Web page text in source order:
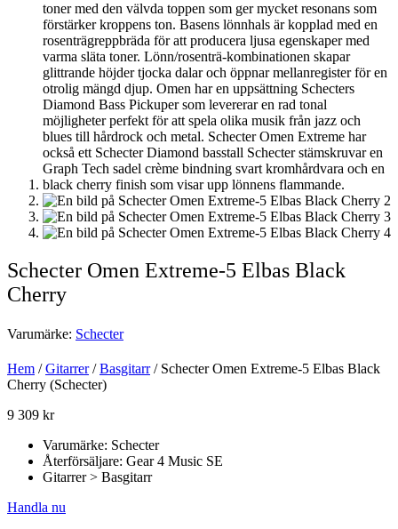
Schecter Omen Extreme-5 Elbas Black
Cherry
Varumärke: Schecter
Hem /Gitarrer/Basgitarr/ Schecter Omen Extreme-5 Elbas Black
Cherry (Schecter)
9 309 kr
Varumärke: Schecter
Återförsäljare: Gear 4 Music SE
Gitarrer > Basgitarr
Handla nu